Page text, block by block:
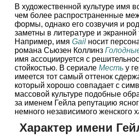
В художественной культуре имя
чем более распространенные
формы, однако его созвучия и
заметны в литературе и экранной
Например, имя Gail носит
романа Сьюзен Коллинз
имя ассоциируется с
стойкостью. В сериале Месть у
имеется тот самый оттенок
который хорошо совпадает с
массовой культуре подобные
за именем Гейла репутацию
немного независимого женского
Характер имени